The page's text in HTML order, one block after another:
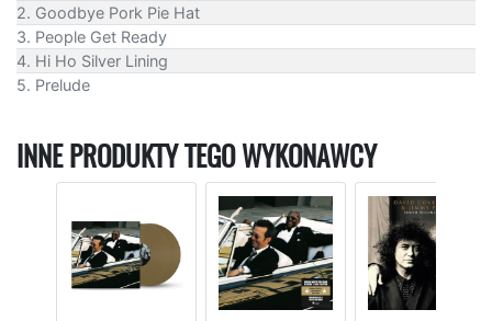
2. Goodbye Pork Pie Hat
3. People Get Ready
4. Hi Ho Silver Lining
5. Prelude
INNE PRODUKTY TEGO WYKONAWCY